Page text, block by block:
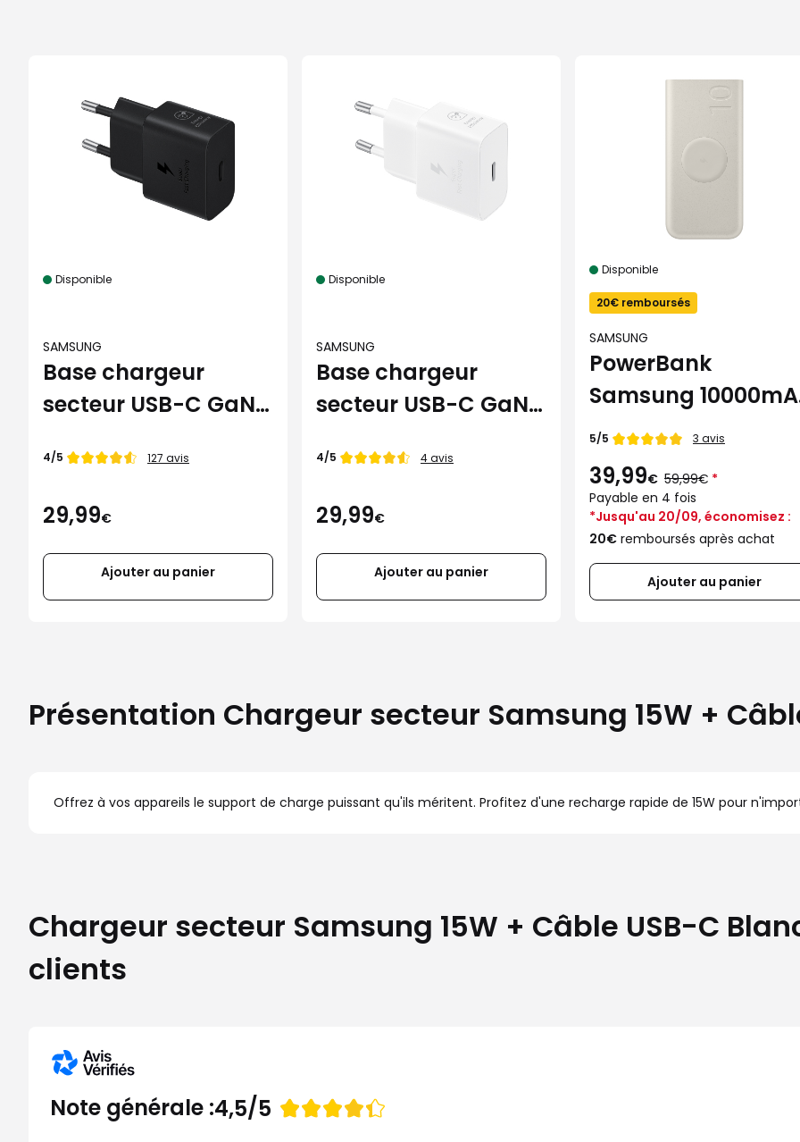
Disponible
SAMSUNG
Base chargeur
secteur USB-C GaN
Note de
4/5 127 avis
29,99€
Ajouter au panier
Disponible
SAMSUNG
Base chargeur
secteur USB-C GaN
Note de
4/5 4 avis
29,99€
Ajouter au panier
Disponible
20€ remboursés
SAMSUNG
PowerBank
Samsung
recyclé beige +
charge sans fil
Note de
5/5 3 avis
39,99€ Au
lieu
de
59,99€ *
Payable en 4 fois
*Jusqu'au 20/09, économisez :
20€ remboursés après achat
Ajouter au panier
Présentation Chargeur secteur Samsung 15W +
Offrez à vos appareils le support de charge puissant qu'ils méritent. Profitez d'une recharge rapide de 15W pour
Chargeur secteur Samsung 15W + Câble USB-C
clients
Note générale :Note
4,5/5